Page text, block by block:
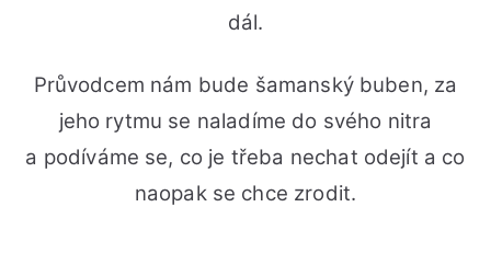
dál.
Průvodcem nám bude šamanský buben, za
jeho rytmu se naladíme do svého nitra
a podíváme se, co je třeba nechat odejít a co
naopak se chce zrodit.